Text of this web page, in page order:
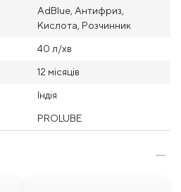
AdBlue, Антифриз,
Кислота, Розчинник
40 л/хв
12 місяців
Індія
PROLUBE